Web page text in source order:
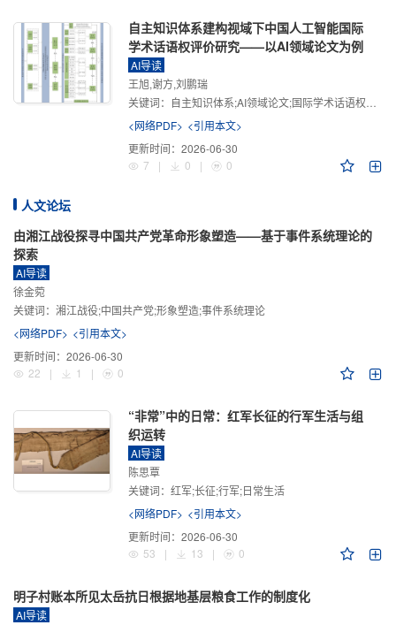
自主知识体系建构视域下中国人工智能国际
学术话语权评价研究——以AI领域论文为例
AI导读
王旭,谢方,刘鹏瑞
关键词： 自主知识体系;AI领域论文;国际学术话语权评价;学术影响力;学术感知力;学术传播力;学术引领力
<网络PDF> <引用本文>
更新时间： 2026-06-30
7
| 0 | 0
人文论坛
由湘江战役探寻中国共产党革命形象塑造——基于事件系统理论的
探索
AI导读
徐金菀
关键词： 湘江战役;中国共产党;形象塑造;事件系统理论
<网络PDF> <引用本文>
更新时间： 2026-06-30
22
| 1 | 0
“非常”中的日常：红军长征的行军生活与组
织运转
AI导读
陈思覃
关键词： 红军;长征;行军;日常生活
<网络PDF> <引用本文>
更新时间： 2026-06-30
53
| 13 | 0
明子村账本所见太岳抗日根据地基层粮食工作的制度化
AI导读